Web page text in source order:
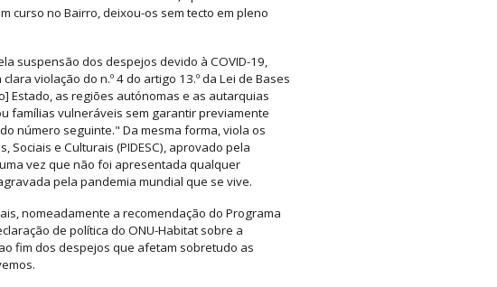
curso no Bairro, deixou-os sem tecto em pleno
suspensão dos despejos devido à COVID-19,
violação do n.º 4 do artigo 13.º da Lei de Bases
Estado, as regiões autónomas e as autarquias
famílias vulneráveis sem garantir previamente
número seguinte." Da mesma forma, viola os
Sociais e Culturais (PIDESC), aprovado pela
vez que não foi apresentada qualquer
pela pandemia mundial que se vive.
nomeadamente a recomendação do Programa
de política do ONU-Habitat sobre a
fim dos despejos que afetam sobretudo as